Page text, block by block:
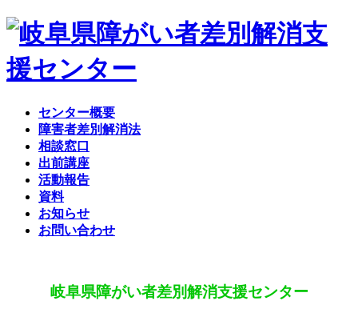
コ
テ
ン
ナ
ゲ
ー
センター概要
障害者差別解消法
相談窓口
出前講座
活動報告
資料
お知らせ
お問い合わせ
岐阜県障がい者差別解消支援センター